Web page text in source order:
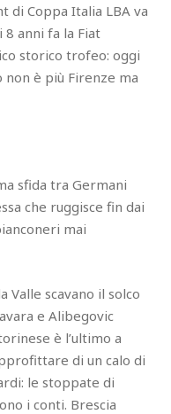
di Coppa Italia LBA va
8 anni fa la Fiat
storico trofeo: oggi
non è più Firenze ma
sfida tra Germani
che ruggisce fin dai
mai
scavano il solco
e Alibegovic
è l’ultimo a
di un calo di
le stoppate di
i conti. Brescia